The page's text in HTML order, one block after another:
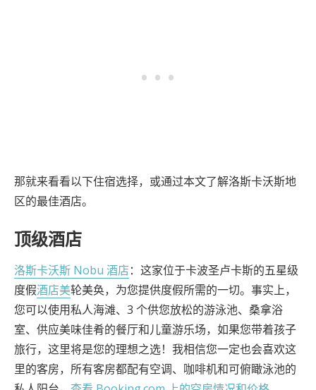
那就来看看以下住宿选择，或通过本文了解洛斯卡沃斯地
区的最佳酒店。
顶级酒店
洛斯卡沃斯 Nobu 酒店：这家位于卡波圣卢卡斯的五星级
度假酒店美轮美奂，为您提供度假所需的一切。事实上，
您可以使用私人海滩、3 个供您放松的游泳池、桑拿浴
室、供应美味佳肴的餐厅和儿童游乐场，如果您带着孩子
旅行，这里将是您的理想之选！我相信您一定也会喜欢这
里的客房，所有客房都配有空调、咖啡机和可俯瞰泳池的